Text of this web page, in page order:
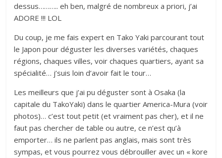
dessus……….. eh ben, malgré de nombreux a priori, j’ai
ADORE !!! LOL
Du coup, je me fais expert en Tako Yaki parcourant tout
le Japon pour déguster les diverses variétés, chaques
régions, chaques villes, voir chaques quartiers, ayant sa
spécialité… j’suis loin d’avoir fait le tour…
Les meilleurs que j’ai pu déguster sont à Osaka (la
capitale du TakoYaki) dans le quartier America-Mura (voir
photos)… c’est tout petit (et vraiment pas cher), et il ne
faut pas chercher de table ou autre, ce n’est qu’à
emporter… ils ne parlent pas anglais, mais sont très
sympas, et vous pourrez vous débrouiller avec un « kore